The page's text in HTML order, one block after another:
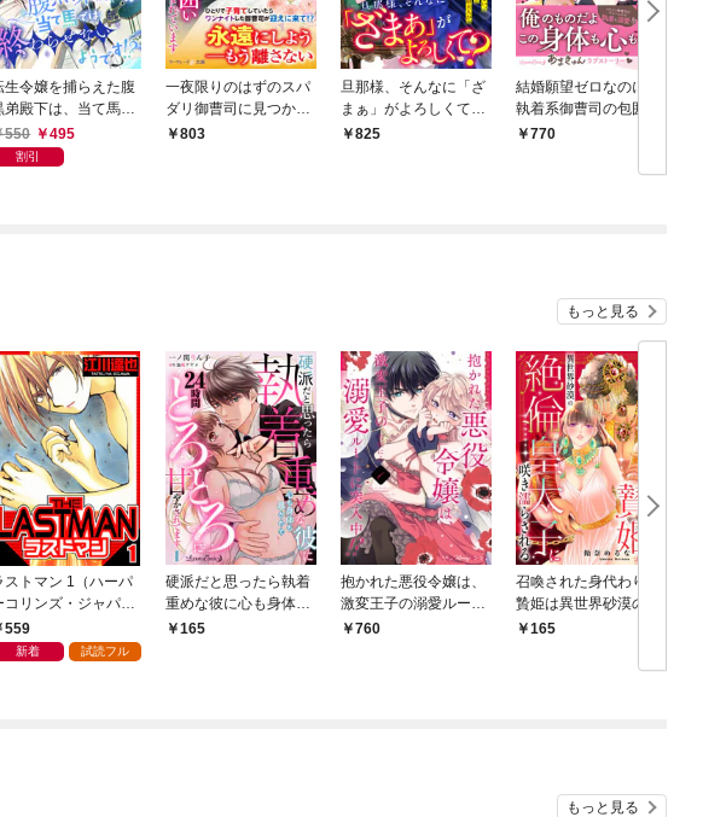
生令嬢を捕らえた腹
弟殿下は、当て馬で
終わらせないようで
！？
550 495
割引
一夜限りのはずのスパ
ダリ御曹司に見つかっ
て、契約結婚で訳あり
803
旦那様、そんなに「ざ
まぁ」がよろしくて？
自称真面目でしかな
825
結婚願望ゼロなのに、
執着系御曹司の包囲網
から逃げられませ
770
もっと見る
ストマン 1（ハーパ
コリンズ・ジャパン
ルト出版）
559
新着 試読フル
硬派だと思ったら執着
重めな彼に心も身体も
暴かれて２４時間とろ
165
抱かれた悪役令嬢は、
激変王子の溺愛ルート
に突入中！？ 1【単
760
召喚された身代わりの
贄姫は異世界砂漠の絶
倫皇太子に咲き濡らさ
165
もっと見る